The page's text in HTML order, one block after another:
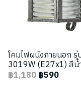
โคมไฟผนังภายนอก
3019W (E27x1) สีน้
฿1,180฿590